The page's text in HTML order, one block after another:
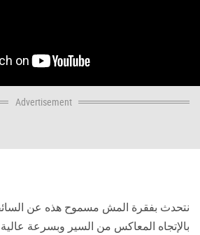
Advertisement
نتحدث بفقرة المش مسموح هذه عن
بالإتجاه المعاكس من السير وبسرعة